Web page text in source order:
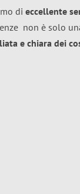
di eccellente
non è solo
e chiara dei